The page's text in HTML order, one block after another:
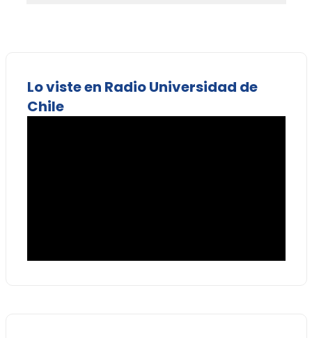
Lo viste en Radio Universidad de
Chile